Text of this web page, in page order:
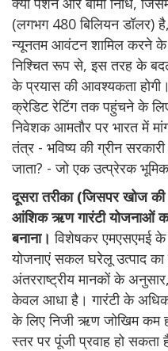
(लगभग 480 बिलियन डॉलर)
न्यूनतम आवंटन शामिल करने के
निश्चित रूप से, इस तरह के
के प्रयास की आवश्यकता
क्रेडिट रेटिंग तक पहुंचने के
निवेशक आमतौर पर भारत में
तंत्र - भविष्य की ग्रीन सरकारी
जाता? - जो एक उत्प्रेरक
दूसरा तरीका (जिसपर खोज
आंशिक ऋण गारंटी योजनाओं
बनाना। विशेषकर एमएसएमई के
योजनाएं सकल घरेलू उत्पाद
अंतरराष्ट्रीय मानकों के
केवल आधा है। गारंटी के
के लिए निजी ऋण जोखिम कम
स्तर पर पूंजी प्रवाह हो सकता